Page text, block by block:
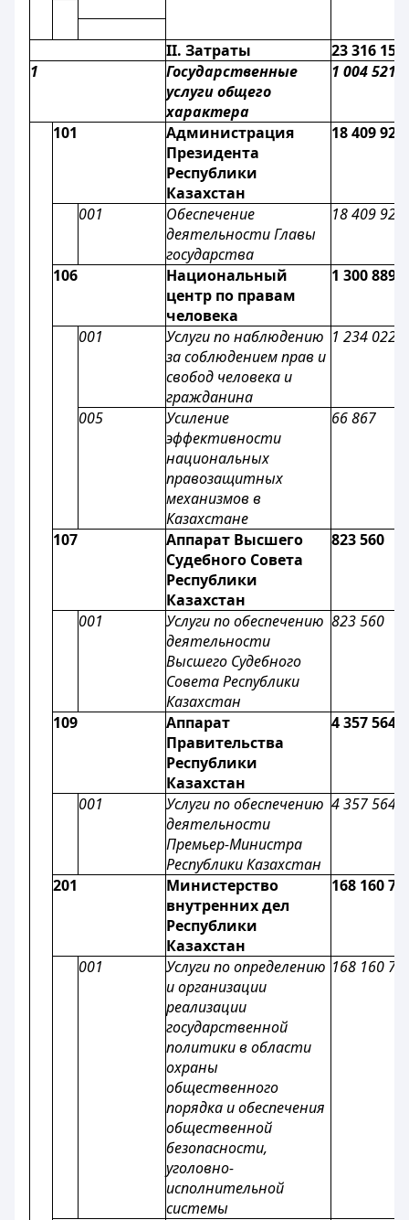
II. Затраты
23 316 158
1
Государственные
услуги общего
характера
1 004 521
101
Администрация
Президента
Республики
Казахстан
18 409 928
001
Обеспечение
деятельности Главы
государства
18 409 928
106
Национальный
центр по правам
человека
1 300 889
001
Услуги по наблюдению
за соблюдением прав и
свобод человека и
гражданина
1 234 022
005
Усиление
эффективности
национальных
правозащитных
механизмов в
Казахстане
66 867
107
Аппарат Высшего
Судебного Совета
Республики
Казахстан
823 560
001
Услуги по обеспечению
деятельности
Высшего Судебного
Совета Республики
Казахстан
823 560
109
Аппарат
Правительства
Республики
Казахстан
4 357 564
001
Услуги по обеспечению
деятельности
Премьер-Министра
Республики Казахстан
4 357 564
201
Министерство
внутренних дел
Республики
Казахстан
168 160
001
Услуги по определению
и организации
реализации
государственной
политики в области
охраны
общественного
порядка и обеспечения
общественной
безопасности,
уголовно-
исполнительной
системы
168 160